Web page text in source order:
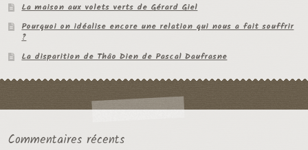
La maison aux volets verts de Gérard Giel
Pourquoi on idéalise encore une relation qui nous a fait souffrir
?
La disparition de Thâo Dien de Pascal Daufrasne
Commentaires récents